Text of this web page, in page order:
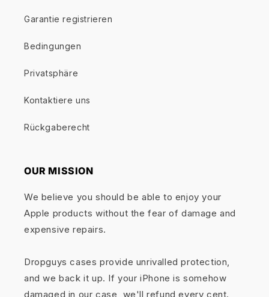
Garantie registrieren
Bedingungen
Privatsphäre
Kontaktiere uns
Rückgaberecht
OUR MISSION
We believe you should be able to enjoy your
Apple products without the fear of damage and
expensive repairs.
Dropguys cases provide unrivalled protection,
and we back it up. If your iPhone is somehow
damaged in our case, we'll refund every cent.